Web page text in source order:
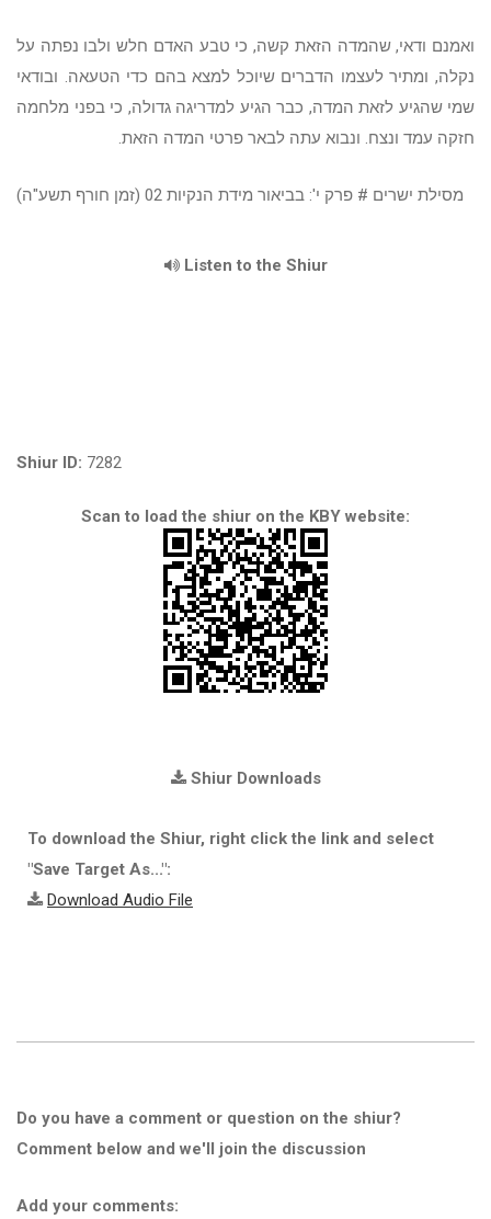
ואמנם ודאי, שהמדה הזאת קשה, כי טבע האדם חלש ולבו נפתה על
נקלה, ומתיר לעצמו הדברים שיוכל למצא בהם כדי הטעאה. ובודאי
שמי שהגיע לזאת המדה, כבר הגיע למדריגה גדולה, כי בפני מלחמה
חזקה עמד ונצח. ונבוא עתה לבאר פרטי המדה הזאת.
מסילת ישרים # פרק י': בביאור מידת הנקיות 02 (זמן חורף תשע"ה)
Listen to the Shiur
Shiur ID: 7282
Scan to load the shiur on the KBY website:
Shiur Downloads
To download the Shiur, right click the link and select
"Save Target As...":
Download Audio File
Do you have a comment or question on the shiur?
Comment below and we'll join the discussion
Add your comments: